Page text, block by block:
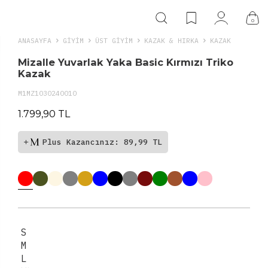
0
ANASAYFA GIYIM ÜST GİYİM KAZAK & HIRKA KAZAK
Mizalle Yuvarlak Yaka Basic Kırmızı Triko
Kazak
M1MZ1030240010
1.799,90 TL
Plus Kazancınız: 89,99 TL
S
M
L